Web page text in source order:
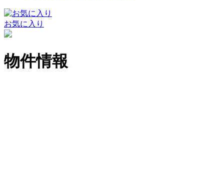
お気に入り
物件情報